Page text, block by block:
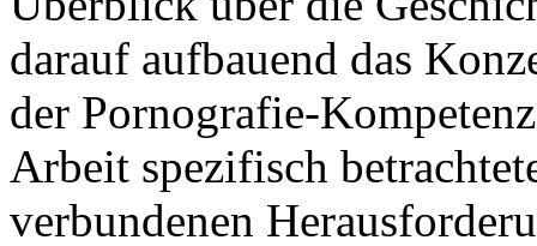
darauf aufbauend das
der Pornografie-
Arbeit spezifisch
verbundenen